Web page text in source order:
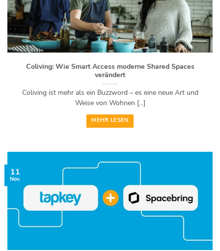
Coliving: Wie Smart Access moderne Shared Spaces
verändert
Coliving ist mehr als ein Buzzword – es eine neue Art und
Weise von Wohnen [...]
MEHR LESEN
11
Nov.